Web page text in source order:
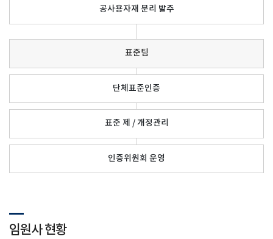
공사용자재 분리 발주
표준팀
단체표준인증
표준 제 / 개정관리
인증위원회 운영
임원사 현황